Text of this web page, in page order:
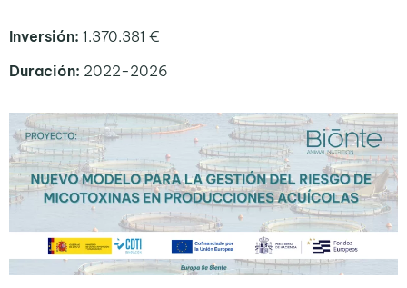
Inversión: 1.370.381 €
Duración: 2022-2026